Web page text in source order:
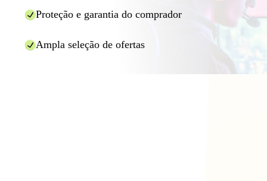
Proteção e garantia do comprador
Ampla seleção de ofertas